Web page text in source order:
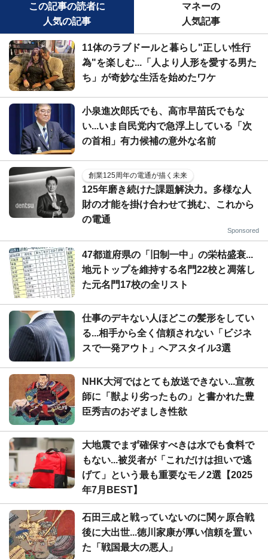
この記事の読者に
人気の記事
マネーの
人気記事
11体のラブドールと暮らし"正しい性行
為"を楽しむ...「人より人形を愛する男た
ち」が奇妙な生活を始めたワケ
小泉進次郎氏でも、高市早苗氏でもな
い...いま自民党内で急浮上している「次
の首相」有力候補の意外な名前
創業125周年の電通が描く未来
125年磨き続けた課題解決力。多様な人
財の才能を掛け合わせて挑む、これから
の電通
Sponsored
47都道府県の「旧制一中」の栄枯盛衰...
地元トップを維持する名門22校と凋落し
た元名門17校の全リスト
仕事のデキない人ほどこの髪形をしてい
る...相手から全く信頼されない「ビジネ
スで一発アウト」ヘアスタイル3選
NHK大河ではとても放送できない...宣教
師に「獣より劣ったもの」と書かれた豊
臣秀吉のおぞましき性欲
大地震でまず確保すべきは水でも食料で
もない...被災者が「これだけは担いで逃
げて」という最も重要なモノ2選【2025
年7月BEST】
石田三成と戦っていないのに関ヶ原合戦
後に大出世...徳川家康が厚い信頼を置い
た「戦国最大の悪人」